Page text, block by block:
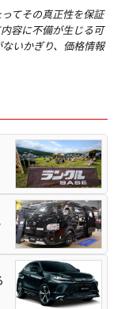
てその真正性を保証
容に不備が生じる可
いかぎり、価格情報